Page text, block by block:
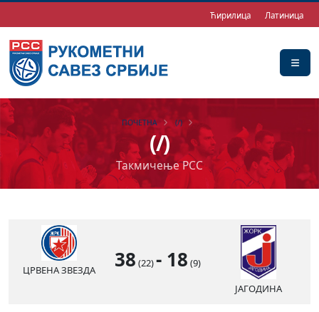
Ћирилица Латиница
(/)
Такмичење РСС
ПОЧЕТНА (/)
ЦРВЕНА ЗВЕЗДА 38 (22)- 18 (9)
ЈАГОДИНА